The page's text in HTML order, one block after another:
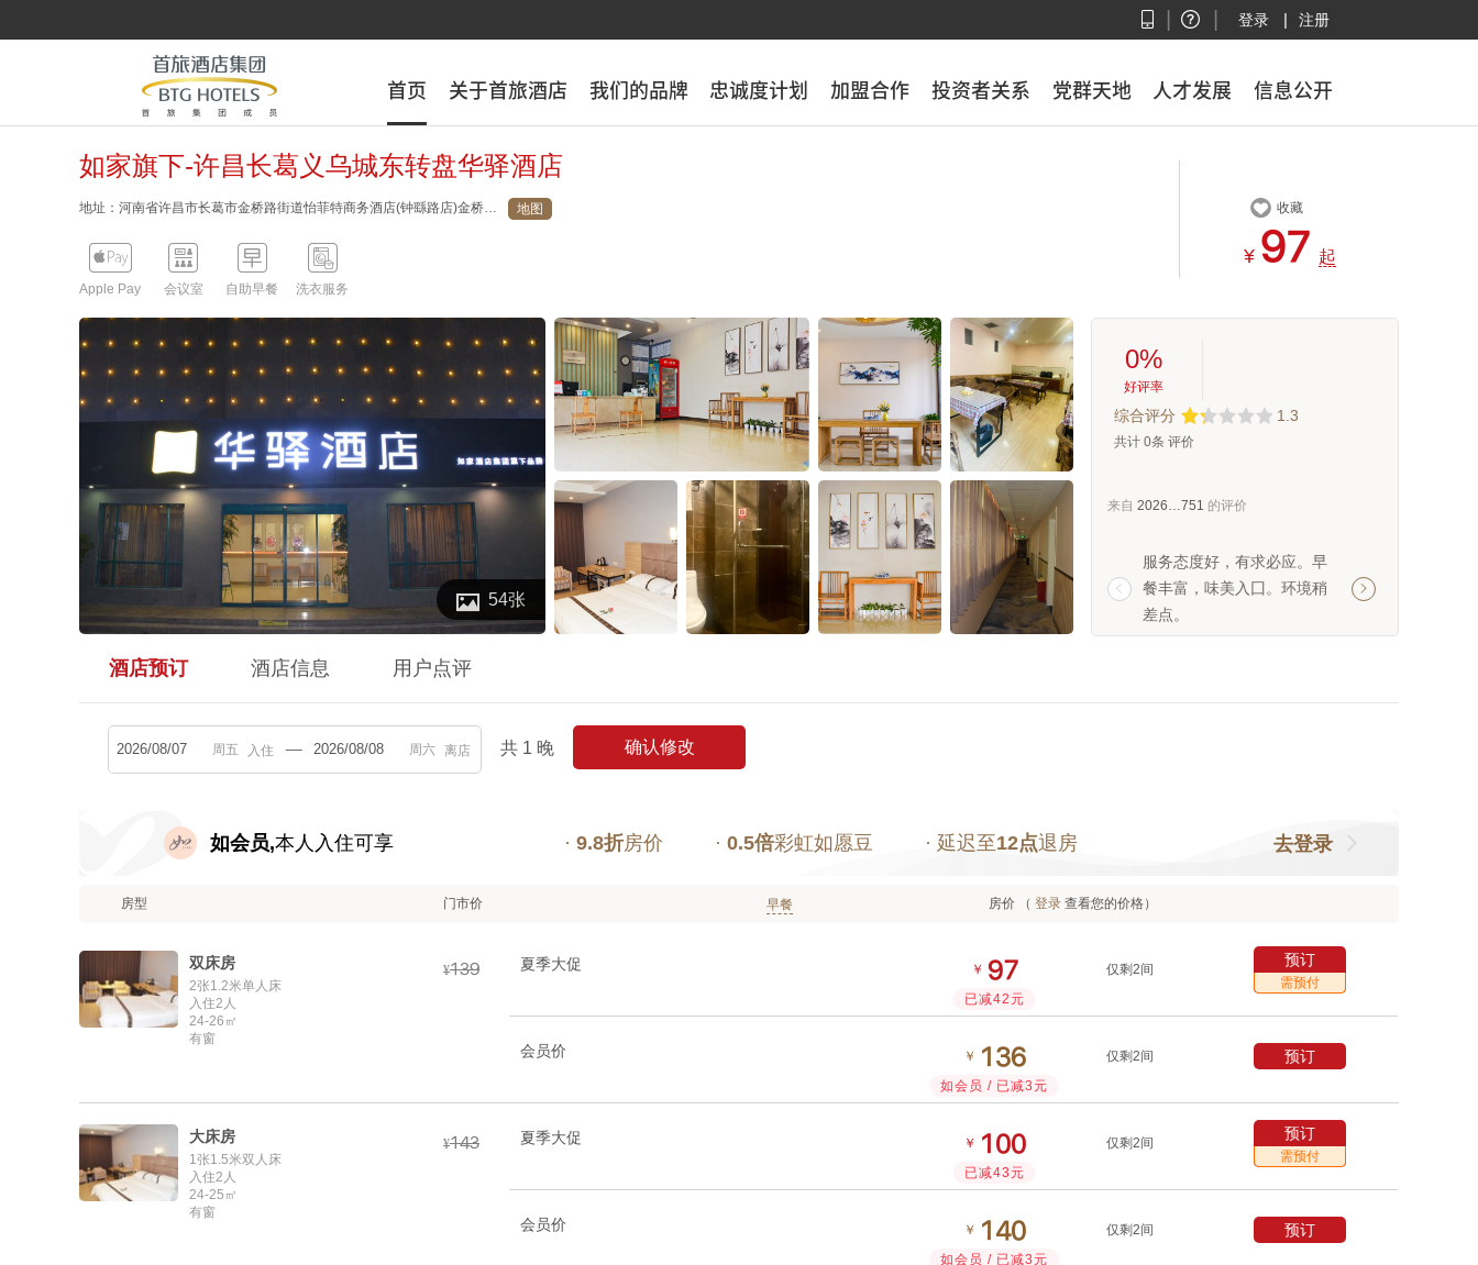
登录 | 注册
首页 关于首旅酒店 我们的品牌 忠诚度计划 加盟合作 投资者关系 党群天地 人才发展 信息公开
首页 关于首旅酒店 我们的品牌 忠诚度计划 加盟合作 投资者关系 党群天地 人才发展 信息公开
如家旗下-许昌长葛义乌城东转盘华驿酒店
地址：河南省许昌市长葛市金桥路街道怡菲特商务酒店(钟繇路店)金桥农机配件市场 地图

Apple Pay

会议室

自助早餐

洗衣服务
 收藏
¥  起
 54张
0%
好评率
综合评分 1.3
共计 0条 评价
来自 2026…751 的评价

服务态度好，有求必应。早
餐丰富，味美入囗。环境稍
差点。
议提升一下

酒店预订 酒店信息 用户点评
入住 离店 共 1 晚 确认修改
如会员,本人入住可享 · 9.8折房价 · 0.5倍彩虹如愿豆 · 延迟至12点退房 去登录
房型 门市价 早餐 房价 （ 登录 查看您的价格）
双床房
2张1.2米单人床
入住2人
24-26㎡
有窗
¥ 夏季大促 ￥ 
已减42元
仅剩2间
预订
需预付
会员价 ￥  
如会员 / 已减3元
仅剩2间 预订
大床房
1张1.5米双人床
入住2人
24-25㎡
有窗
¥ 夏季大促 ￥  
已减43元
仅剩2间
预订
需预付
会员价 ￥  
如会员 / 已减3元
仅剩2间 预订